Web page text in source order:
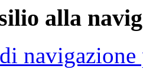
alla